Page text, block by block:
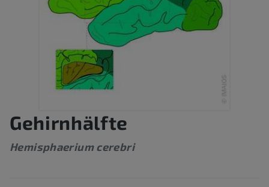
Gehirnhälfte
Hemisphaerium cerebri